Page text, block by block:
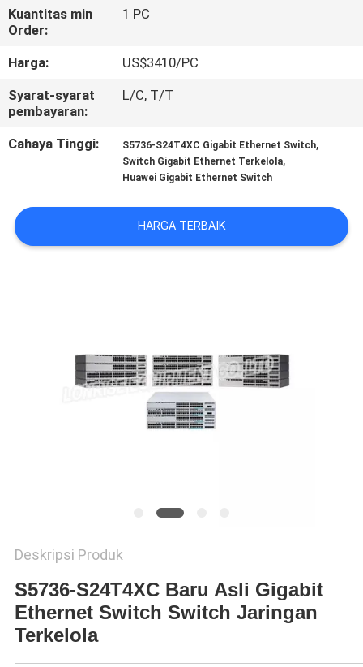
TUR
PABRIK
KONTROL
KUALITAS
KAMI
BERITA
SITEMAP
Kuantitas min
Order:
1 PC
Harga:
US$3410/PC
Syarat-syarat
pembayaran:
L/C, T/T
Cahaya Tinggi: S5736-S24T4XC Gigabit Ethernet Switch,
Switch Gigabit Ethernet Terkelola,
Huawei Gigabit Ethernet Switch
HARGA TERBAIK
Deskripsi Produk
S5736-S24T4XC Baru Asli Gigabit
Ethernet Switch Switch Jaringan
Terkelola